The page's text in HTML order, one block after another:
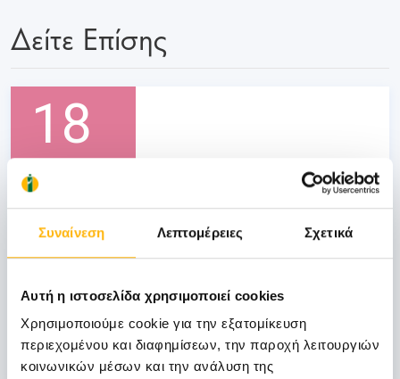
Συναίνεση Λεπτομέρειες Σχετικά
Αυτή η ιστοσελίδα χρησιμοποιεί cookies
Χρησιμοποιούμε cookie για την εξατομίκευση
περιεχομένου και διαφημίσεων, την παροχή λειτουργιών
κοινωνικών μέσων και την ανάλυση της
Δείτε Επίσης
18
ΜΑΙΕΥΤΙΚΗ - ΓΥΝΑΙΚΟΛΟΓΙΚΗ
1η Επιστημονική Ημερίδα Μαιευτικής-
ΙΑΣΩ Θεσσαλίας, 18.01.14, ΙΑΣΩ
Θεσσαλίας, Λάρισα
Μάθετε Περισσότερα